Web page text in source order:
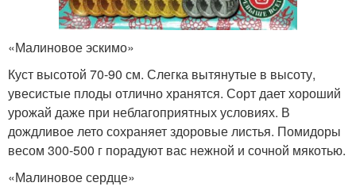
«Малиновое эскимо»
Куст высотой 70-90 см. Слегка вытянутые в высоту,
увесистые плоды отлично хранятся. Сорт дает хороший
урожай даже при неблагоприятных условиях. В
дождливое лето сохраняет здоровые листья. Помидоры
весом 300-500 г порадуют вас нежной и сочной мякотью.
«Малиновое сердце»